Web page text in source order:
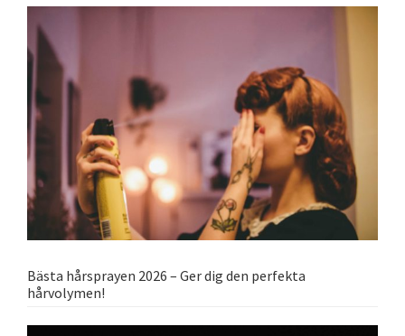
Bästa hårsprayen 2026 – Ger dig den perfekta
hårvolymen!